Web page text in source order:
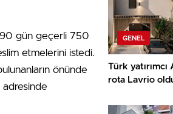
90 gün geçerli 750
etmelerini istedi.
önünde
adresinde
GENEL
Türk yatırımcı
rota Lavrio